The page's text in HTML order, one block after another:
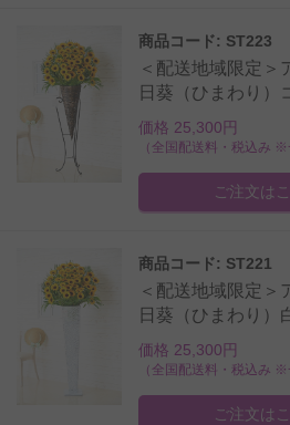
商品コード: ST223
＜配送地域限定
日葵（ひまわり）
価格 25,300円
（全国配送料・税込み ※
ご注文は
商品コード: ST221
＜配送地域限定
日葵（ひまわり）
価格 25,300円
（全国配送料・税込み ※
ご注文は